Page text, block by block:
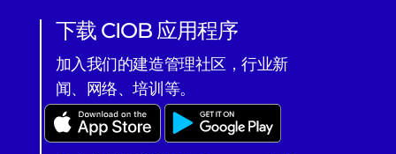
下载 CIOB 应用程序
加入我们的建造管理社区，行业新
闻、网络、培训等。